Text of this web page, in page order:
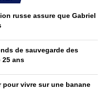
russe assure que Gabriel
de sauvegarde des
25 ans
pour vivre sur une banane